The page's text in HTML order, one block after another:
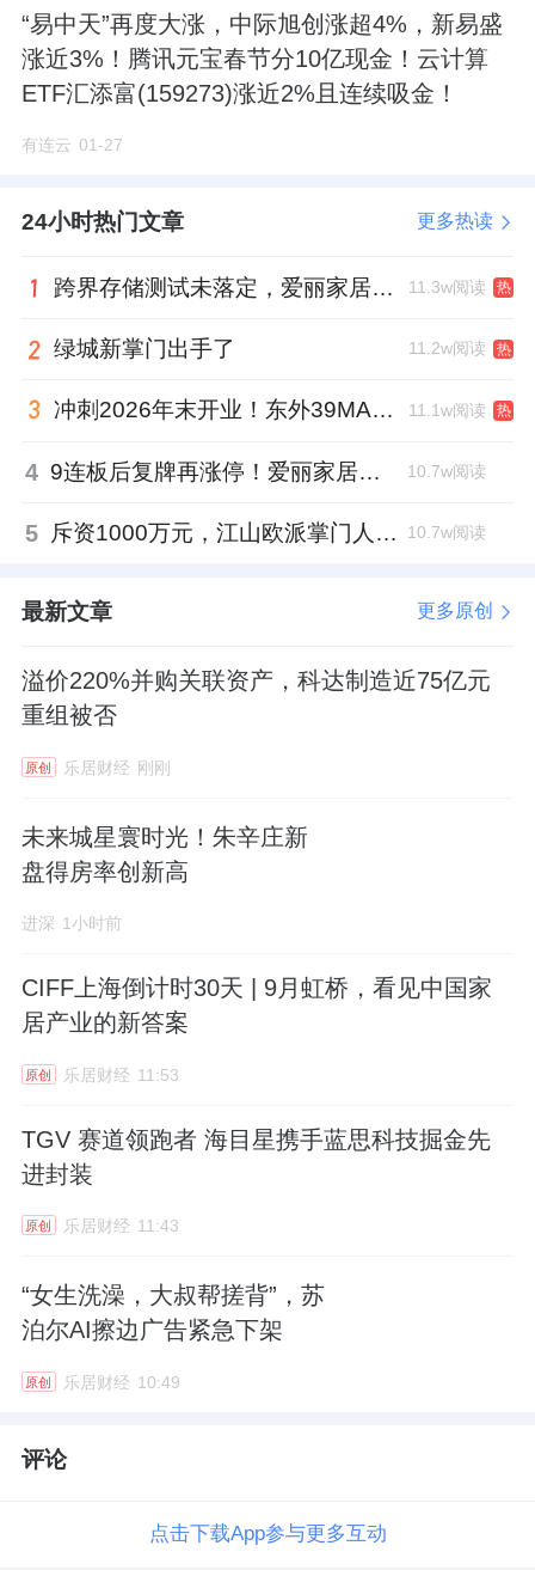
“易中天”再度大涨，中际旭创涨超4%，新易盛
涨近3%！腾讯元宝春节分10亿现金！云计算
ETF汇添富(159273)涨近2%且连续吸金！
有连云 01-27
24小时热门文章 更多热读
跨界存储测试未落定，爱丽家居复牌前自揭多重风险 11.3w阅读 热
绿城新掌门出手了 11.2w阅读 热
冲刺2026年末开业！东外39MALL全球招商启幕，重构东直门商圈格局 11.1w阅读 热
4 9连板后复牌再涨停！爱丽家居市盈率318倍，跨界收购案尚未落地 10.7w阅读
5 斥资1000万元，江山欧派掌门人吴水根加码创投基金 10.7w阅读
最新文章 更多原创
溢价220%并购关联资产，科达制造近75亿元
重组被否
原创 乐居财经 刚刚
未来城星寰时光！朱辛庄新
盘得房率创新高
进深 1小时前
CIFF上海倒计时30天 | 9月虹桥，看见中国家
居产业的新答案
原创 乐居财经 11:53
TGV 赛道领跑者 海目星携手蓝思科技掘金先
进封装
原创 乐居财经 11:43
“女生洗澡，大叔帮搓背”，苏
泊尔AI擦边广告紧急下架
原创 乐居财经 10:49
评论
点击下载App参与更多互动